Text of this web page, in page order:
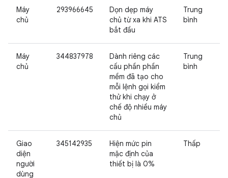
Máy
chủ
293966645
Dọn dẹp máy
chủ từ xa khi ATS
bắt đầu
Trung
bình
Máy
chủ
344837978
Dành riêng các
cấu phần phần
mềm đã tạo cho
mỗi lệnh gọi kiểm
thử khi chạy ở
chế độ nhiều máy
chủ
Trung
bình
Giao
diện
người
dùng
345142935
Hiện mức pin
mặc định của
thiết bị là 0%
Thấp